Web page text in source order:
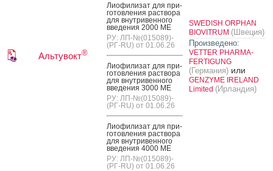
Альтувокт®
Ли­офи­лизат для при­
готов­ле­ния рас­тво­ра
для внут­ри­вен­но­го
вве­дения 2000 МЕ
РУ: ЛП-№(015089)-
(РГ-RU) от 01.06.26
Ли­офи­лизат для при­
готов­ле­ния рас­тво­ра
для внут­ри­вен­но­го
вве­дения 3000 МЕ
РУ: ЛП-№(015089)-
(РГ-RU) от 01.06.26
Ли­офи­лизат для при­
готов­ле­ния рас­тво­ра
для внут­ри­вен­но­го
вве­дения 4000 МЕ
РУ: ЛП-№(015089)-
(РГ-RU) от 01.06.26
SWEDISH ORPHAN
BIOVITRUM (Швеция)
Произведено:
VETTER PHARMA-
FERTIGUNG
(Германия) или
GENZYME IRELAND
Limited (Ирландия)